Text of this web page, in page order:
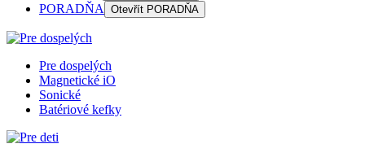
PORADŇA Otevřít PORADŇA
Pre dospelých
Magnetické iO
Sonické
Batériové kefky